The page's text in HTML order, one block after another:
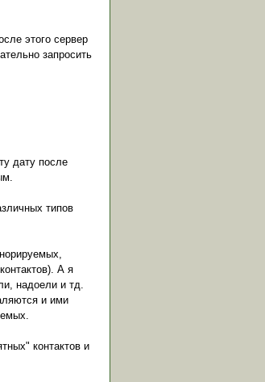
этого сервер
запросить
дату после
типов
А я
надоели и тд.
и ими
контактов и